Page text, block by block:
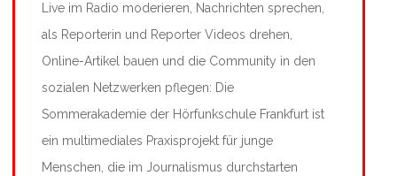
Live im Radio moderieren, Nachrichten sprechen,
als Reporterin und Reporter Videos drehen,
Online-Artikel bauen und die Community in den
sozialen Netzwerken pflegen: Die
Sommerakademie der Hörfunkschule Frankfurt ist
ein multimediales Praxisprojekt für junge
Menschen, die im Journalismus durchstarten